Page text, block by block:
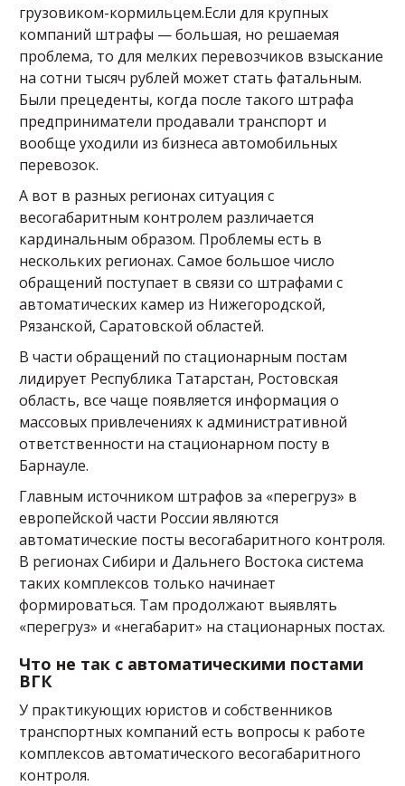
грузовиком-кормильцем.Если для крупных
компаний штрафы — большая, но решаемая
проблема, то для мелких перевозчиков взыскание
на сотни тысяч рублей может стать фатальным.
Были прецеденты, когда после такого штрафа
предприниматели продавали транспорт и
вообще уходили из бизнеса автомобильных
перевозок.
А вот в разных регионах ситуация с
весогабаритным контролем различается
кардинальным образом. Проблемы есть в
нескольких регионах. Самое большое число
обращений поступает в связи со штрафами с
автоматических камер из Нижегородской,
Рязанской, Саратовской областей.
В части обращений по стационарным постам
лидирует Республика Татарстан, Ростовская
область, все чаще появляется информация о
массовых привлечениях к административной
ответственности на стационарном посту в
Барнауле.
Главным источником штрафов за «перегруз» в
европейской части России являются
автоматические посты весогабаритного контроля.
В регионах Сибири и Дальнего Востока система
таких комплексов только начинает
формироваться. Там продолжают выявлять
«перегруз» и «негабарит» на стационарных постах.
Что не так с автоматическими постами
ВГК
У практикующих юристов и собственников
транспортных компаний есть вопросы к работе
комплексов автоматического весогабаритного
контроля.